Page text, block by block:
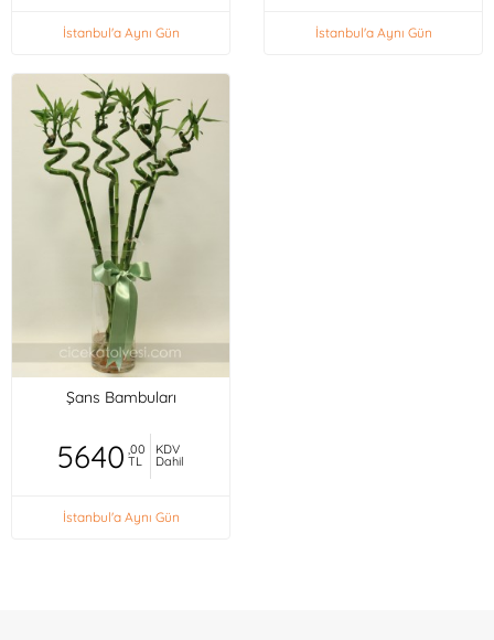
İstanbul'a Aynı Gün İstanbul'a Aynı Gün
Şans Bambuları
5640 ,00
TL
KDV
Dahil
İstanbul'a Aynı Gün